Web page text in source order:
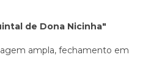
de Dona Nicinha"
ampla, fechamento em